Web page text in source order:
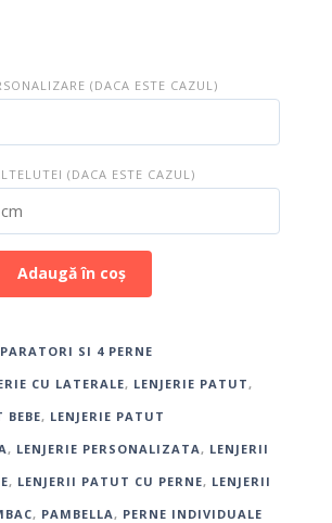
(DACA ESTE CAZUL)
(DACA ESTE CAZUL)
Adaugă în coș
SI 4 PERNE
CU LATERALE, LENJERIE PATUT ,
BEBE, LENJERIE PATUT
, LENJERIE PERSONALIZATA , LENJERII
, LENJERII PATUT CU PERNE, LENJERII
, PAMBELLA , PERNE INDIVIDUALE